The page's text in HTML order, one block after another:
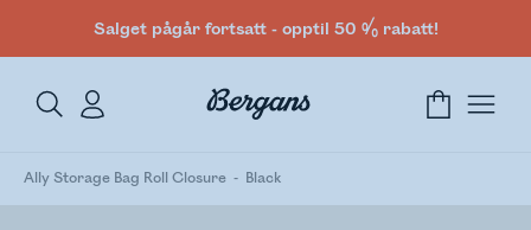
Salget pågår fortsatt - opptil 50 % rabatt!
Ally Storage Bag Roll Closure Black